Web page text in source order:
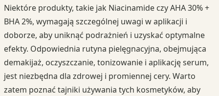
Niektóre produkty, takie jak Niacinamide czy AHA 30% +
BHA 2%, wymagają szczególnej uwagi w aplikacji i
doborze, aby uniknąć podrażnień i uzyskać optymalne
efekty. Odpowiednia rutyna pielęgnacyjna, obejmująca
demakijaż, oczyszczanie, tonizowanie i aplikację serum,
jest niezbędna dla zdrowej i promiennej cery. Warto
zatem poznać tajniki używania tych kosmetyków, aby